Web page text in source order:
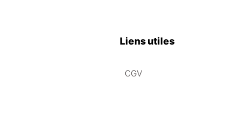
Liens utiles
CGV